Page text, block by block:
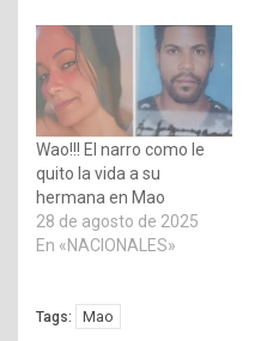
Wao!!! El narro como le
quito la vida a su
hermana en Mao
28 de agosto de 2025
En «NACIONALES»
Tags: Mao